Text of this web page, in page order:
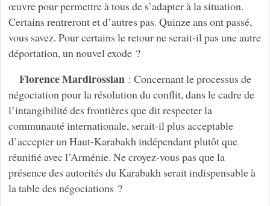
œuvre pour permettre à tous de s’adapter à la situation.
Certains rentreront et d’autres pas. Quinze ans ont passé,
vous savez. Pour certains le retour ne serait-il pas une autre
déportation, un nouvel exode ?
Florence Mardirossian: Concernant le processus de
négociation pour la résolution du conflit, dans le cadre de
l’intangibilité des frontières que dit respecter la
communauté internationale, serait-il plus acceptable
d’accepter un Haut-Karabakh indépendant plutôt que
réunifié avec l’Arménie. Ne croyez-vous pas que la
présence des autorités du Karabakh serait indispensable à
la table des négociations ?